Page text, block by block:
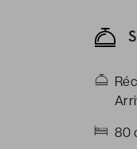
80